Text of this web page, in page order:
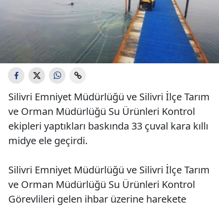
Silivri Emniyet Müdürlüğü ve Silivri İlçe Tarım
ve Orman Müdürlüğü Su Ürünleri Kontrol
ekipleri yaptıkları baskında 33 çuval kara kıllı
midye ele geçirdi.
Silivri Emniyet Müdürlüğü ve Silivri İlçe Tarım
ve Orman Müdürlüğü Su Ürünleri Kontrol
Görevlileri gelen ihbar üzerine harekete